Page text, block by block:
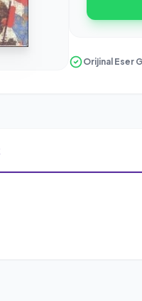
Orijinal Eser